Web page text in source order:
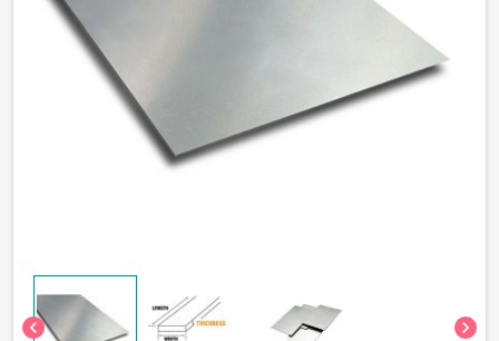
chevron_left chevron_right